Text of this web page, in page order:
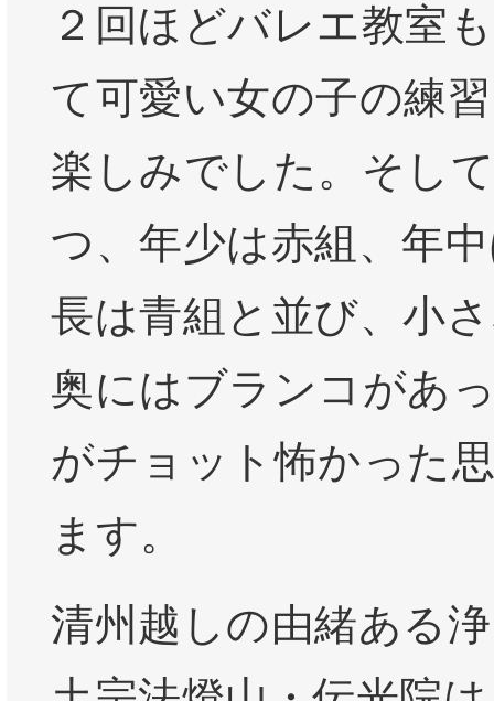
２回ほどバレエ教室
て可愛い女の子の練
楽しみでした。そし
つ、年少は赤組、年
長は青組と並び、小
奥にはブランコがあ
がチョット怖かった
ます。
清州越しの由緒ある浄